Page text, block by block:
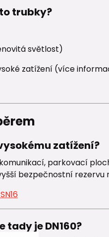
trubky?
světlost)
zatížení (více
zatížení?
parkovací
bezpečnostní rezervu
tady je DN160?